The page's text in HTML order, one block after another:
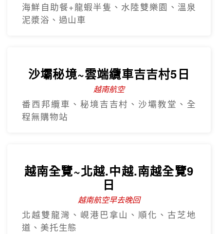
海鮮自助餐+龍蝦半隻、水陸雙樂園、溫泉
泥漿浴、過山車
沙壩秘境~雲端纜車吉吉村5日
越南航空
番西邦纜車、秘境吉吉村、沙壩教堂、全
程無購物站
越南全覽~北越.中越.南越全覽9
日
越南航空早去晚回
北越雙龍灣、峴港巴拿山、順化、古芝地
道、美托生態